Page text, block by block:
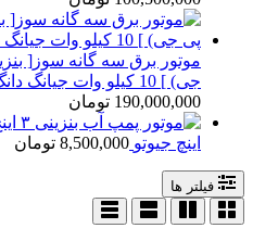
موتور برق سه گانه سوز[
جی) ] 10 کیلو وات جیانگ دانگ (JIANG DONG)
190,000,000 تومان
اینچ جیوتو 8,500,000 تومان
فیلتر ها